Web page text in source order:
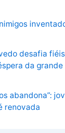
desafia
da
abandona”:
renovada